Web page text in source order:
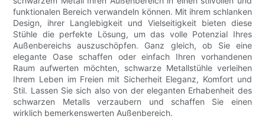
funktionalen Bereich verwandeln können. Mit ihrem schlanken
Design, ihrer Langlebigkeit und Vielseitigkeit bieten diese
Stühle die perfekte Lösung, um das volle Potenzial Ihres
Außenbereichs auszuschöpfen. Ganz gleich, ob Sie eine
elegante Oase schaffen oder einfach Ihren vorhandenen
Raum aufwerten möchten, schwarze Metallstühle verleihen
Ihrem Leben im Freien mit Sicherheit Eleganz, Komfort und
Stil. Lassen Sie sich also von der eleganten Erhabenheit des
schwarzen Metalls verzaubern und schaffen Sie einen
wirklich bemerkenswerten Außenbereich.